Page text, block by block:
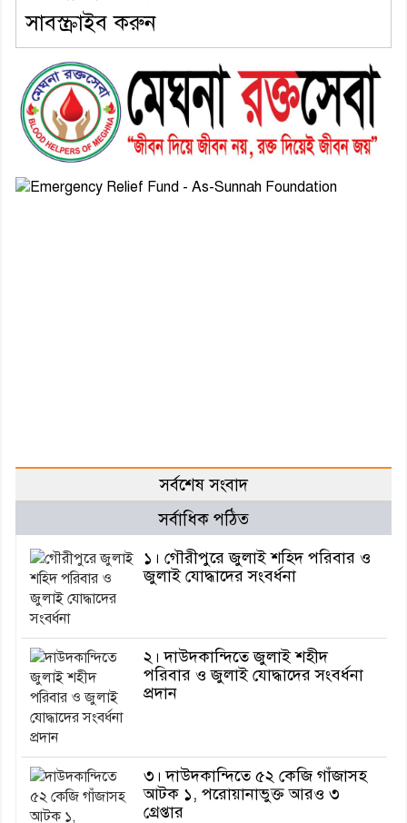
সাবস্ক্রাইব করুন
সর্বশেষ সংবাদ
সর্বাধিক পঠিত
১। গৌরীপুরে জুলাই শহিদ পরিবার ও
জুলাই যোদ্ধাদের সংবর্ধনা
২। দাউদকান্দিতে জুলাই শহীদ
পরিবার ও জুলাই যোদ্ধাদের সংবর্ধনা
প্রদান
৩। দাউদকান্দিতে ৫২ কেজি গাঁজাসহ
আটক ১, পরোয়ানাভুক্ত আরও ৩
গ্রেপ্তার